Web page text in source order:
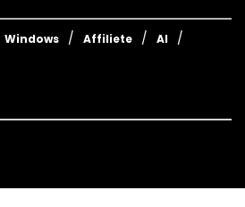
Windows Affiliete
AI